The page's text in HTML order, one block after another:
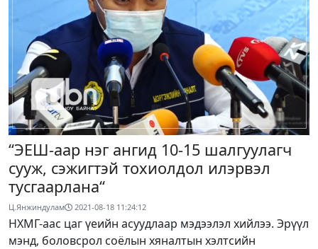
“ЭЕШ-аар нэг ангид 10-15 шалгуулагч
сууж, сэжигтэй тохиолдол илэрвэл
тусгаарлана“
Ц.Янжиндулам 2021-08-18 11:24:12
НХМГ-аас цаг үеийн асуудлаар мэдээлэл хийлээ. Эрүүл
мэнд, боловсрол соёлын хяналтын хэлтсийн